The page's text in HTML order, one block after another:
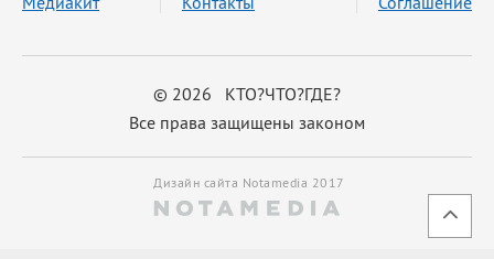
© 2026 КТО?ЧТО?ГДЕ?
Все права защищены законом
Дизайн сайта Notamedia 2017